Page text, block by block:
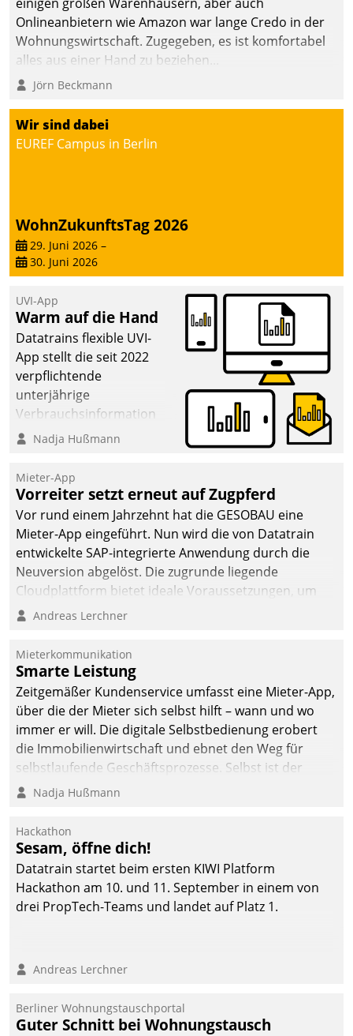
die Bereitschaft, sich zu überprüfen, zu hinterfragen
und zu verändern.
Onlineanbietern wie Amazon war lange Credo in der
Wohnungswirtschaft. Zugegeben, es ist komfortabel
alles aus einer Hand zu beziehen...
Jörn Beckmann
Wir sind dabei
EUREF Campus in Berlin
WohnZukunftsTag 2026
29. Juni 2026 –
30. Juni 2026
UVI-App
Warm auf die Hand
Datatrains flexible UVI-
App stellt die seit 2022
verpflichtende
unterjährige
Verbrauchsinformation
schnell, zuverlässig und
Die monatlichen
Mitteilungen zum
Heizungs- und
Wasserverbrauch gehen
automatisiert, vollständig
und auf Wunsch über
mehrere zuvor
Kommunikationswege bei
Nadja Hußmann
Mieter-App
Vorreiter setzt erneut auf Zugpferd
Vor rund einem Jahrzehnt hat die GESOBAU eine
Mieter-App eingeführt. Nun wird die von Datatrain
entwickelte SAP-integrierte Anwendung durch die
Neuversion abgelöst. Die zugrunde liegende
Cloudplattform bietet ideale Voraussetzungen, um
die Funktionalität der App zu erweitern und weitere
integrieren.
Andreas Lerchner
Mieterkommunikation
Smarte Leistung
Zeitgemäßer Kundenservice umfasst eine Mieter-App,
über die der Mieter sich selbst hilft – wann und wo
immer er will. Die digitale Selbstbedienung erobert
die Immobilienwirtschaft und ebnet den Weg für
selbstlaufende Geschäftsprozesse. Selbst ist der
Kunde und smart der Serviceanbieter.
Nadja Hußmann
Hackathon
Sesam, öffne dich!
Datatrain startet beim ersten KIWI Platform
Hackathon am 10. und 11. September in einem von
drei PropTech-Teams und landet auf Platz 1.
Andreas Lerchner
Berliner Wohnungstauschportal
Guter Schnitt bei Wohnungstausch